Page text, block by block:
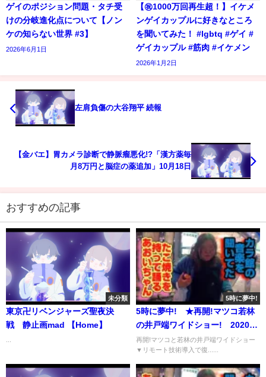
ゲイのポジション問題・タチ受
けの分岐進化点について【ノン
ケの知らない世界 #3】
2026年6月1日
【㊗️1000万回再生超！】イケメ
ンゲイカップルに好きなところ
を聞いてみた！ #lgbtq #ゲイ #
ゲイカップル #筋肉 #イケメン
2026年1月2日
左肩負傷の大谷翔平 続報
【金バエ】胃カメラ診断で静脈瘤悪化!?「漢方薬毎
月8万円と脳症の薬追加」10月18日
おすすめの記事
未分類
東京卍リベンジャーズ聖夜決
戦 静止画mad 【Home】
...
5時に夢中!
5時に夢中! ★再開!マツコ若林
の井戸端ワイドショー! 2020年
5月11日
再開!マツコと若林の井戸端ワイドショー
▼リモート技術導入で復......